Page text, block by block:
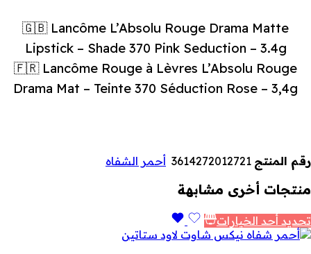
🇬🇧 Lancôme L’Absolu Rouge Drama Matte
Lipstick – Shade 370 Pink Seduction – 3.4g
🇫🇷 Lancôme Rouge à Lèvres L’Absolu Rouge
Drama Mat – Teinte 370 Séduction Rose – 3,4g
رقم المنتج 3614272012721 أحمر الشفاه
منتجات أخرى مشابهة
تحديد أحد الخيارات